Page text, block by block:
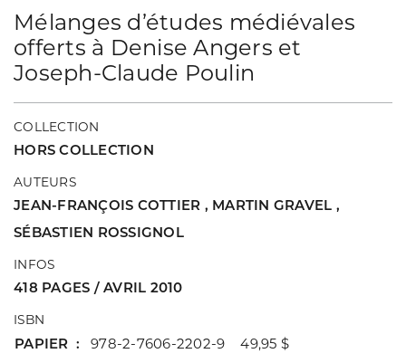
Mélanges d’études médiévales
offerts à Denise Angers et
Joseph-Claude Poulin
COLLECTION
HORS COLLECTION
AUTEURS
JEAN-FRANÇOIS COTTIER , MARTIN GRAVEL ,
SÉBASTIEN ROSSIGNOL
INFOS
418 PAGES / AVRIL 2010
ISBN
PAPIER
978-2-7606-2202-9 49,95 $